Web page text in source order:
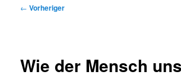
Beitragsnavigation
← Vorheriger
Wie der Mensch